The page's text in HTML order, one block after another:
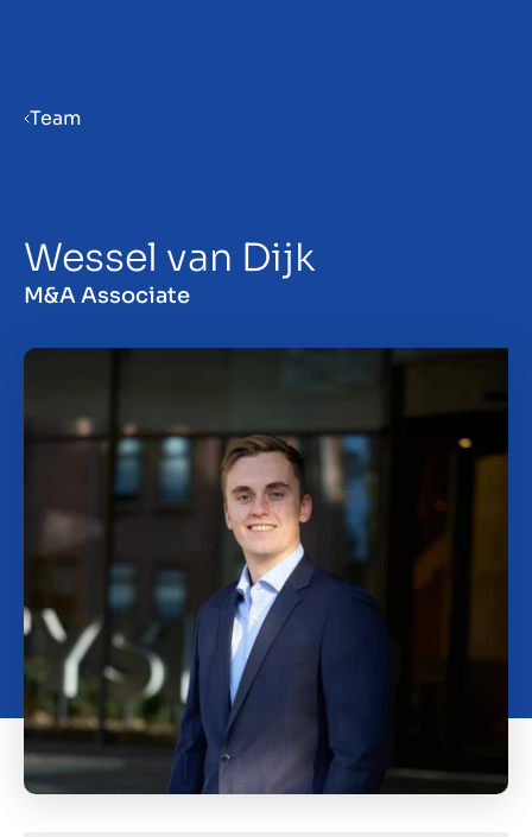
Unternehmen verkaufen
Über uns
Kontakt
Team
Wessel van Dijk
M&A Associate